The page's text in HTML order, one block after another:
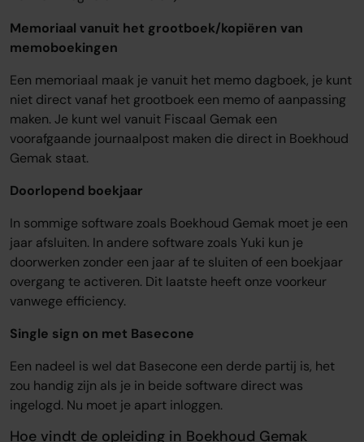
Memoriaal vanuit het grootboek/kopiëren van
memoboekingen
Een memoriaal maak je vanuit het memo dagboek, je kunt
niet direct vanaf het grootboek een memo of aanpassing
maken. Je kunt wel vanuit Fiscaal Gemak een
voorafgaande journaalpost maken die direct in Boekhoud
Gemak staat.
Doorlopend boekjaar
In sommige software zoals Boekhoud Gemak moet je een
jaar afsluiten. In andere software zoals Yuki kun je
doorwerken zonder een jaar af te sluiten of een boekjaar
overgang te activeren. Dit laatste heeft onze voorkeur
vanwege efficiency.
Single sign on met Basecone
Een nadeel is wel dat Basecone een derde partij is, het
zou handig zijn als je in beide software direct was
ingelogd. Nu moet je apart inloggen.
Hoe vindt de opleiding in Boekhoud Gemak